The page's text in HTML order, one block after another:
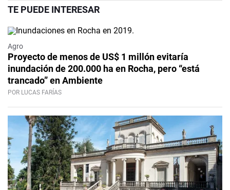
TE PUEDE INTERESAR
Agro
Proyecto de menos de US$ 1 millón evitaría
inundación de 200.000 ha en Rocha, pero “está
trancado” en Ambiente
POR LUCAS FARÍAS